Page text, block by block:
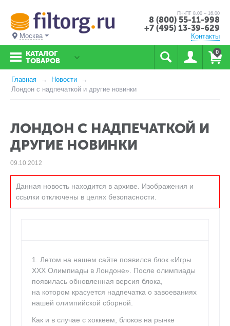
Москва
ПН-ПТ 8.00 – 16.00
8 (800) 55-11-998
+7 (495) 13-39-629
Контакты
0
КАТАЛОГ
ТОВАРОВ
Главная
Новости
Лондон с надпечаткой и другие новинки
ЛОНДОН С НАДПЕЧАТКОЙ И
ДРУГИЕ НОВИНКИ
09.10.2012
Данная новость находится в архиве. Изображения и
ссылки отключены в целях безопасности.
1. Летом на нашем сайте появился блок «Игры
XXX Олимпиады в Лондоне». После олимпиады
появилась обновленная версия блока,
на котором красуется надпечатка о завоеваниях
нашей олимпийской сборной.
Как и в случае с хоккеем, блоков на рынке